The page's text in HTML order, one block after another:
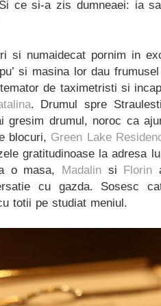
ce si-a zis dumneaei: ia
si numaidecat pornim in
si masina lor dau
de taximetristi si
. Drumul spre
gresim drumul, noroc ca
blocuri, Green Lake
gratitudinoase la adresa
o masa, Madalin si Florin
cu gazda. Sosesc
totii pe studiat meniul.